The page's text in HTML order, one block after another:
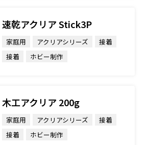
速乾アクリア Stick3P
家庭用 アクリアシリーズ
接着
接着
ホビー制作
木工アクリア 200g
家庭用 アクリアシリーズ
接着
接着
ホビー制作